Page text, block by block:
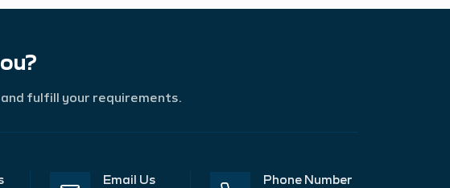
fulfill your requirements.
Email Us
Phone Number